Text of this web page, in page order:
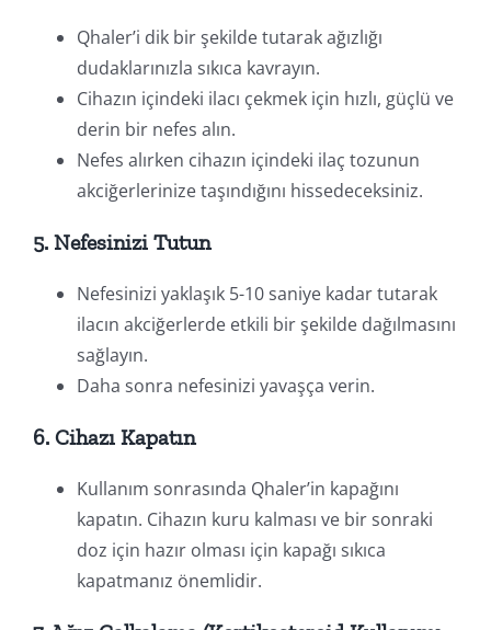
Qhaler’i dik bir şekilde tutarak ağızlığı
dudaklarınızla sıkıca kavrayın.
Cihazın içindeki ilacı çekmek için hızlı, güçlü ve
derin bir nefes alın.
Nefes alırken cihazın içindeki ilaç tozunun
akciğerlerinize taşındığını hissedeceksiniz.
5. Nefesinizi Tutun
Nefesinizi yaklaşık 5-10 saniye kadar tutarak
ilacın akciğerlerde etkili bir şekilde dağılmasını
sağlayın.
Daha sonra nefesinizi yavaşça verin.
6. Cihazı Kapatın
Kullanım sonrasında Qhaler’in kapağını
kapatın. Cihazın kuru kalması ve bir sonraki
doz için hazır olması için kapağı sıkıca
kapatmanız önemlidir.